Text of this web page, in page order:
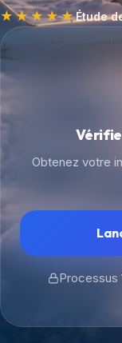
★★★★★Étude
Obtenez votre
Processus